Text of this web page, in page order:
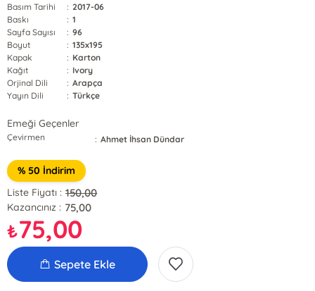
Basım Tarihi
: 2017-06
Baskı
: 1
Sayfa Sayısı
: 96
Boyut
: 135x195
Kapak
: Karton
Kağıt
: Ivory
Orjinal Dili
: Arapça
Yayın Dili
: Türkçe
Emeği Geçenler
Çevirmen : Ahmet İhsan Dündar
% 50 İndirim
Liste Fiyatı : 150,00
Kazancınız : 75,00
₺75,00
Sepete Ekle